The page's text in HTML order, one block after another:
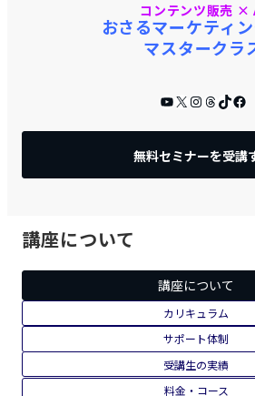
コンテンツ販売 ×
おさるマーケティ
マスタークラ
YouTube
X Instagram
Threads
無料セミナーを受講
講座について
講座について
カリキュラム
サポート体制
受講生の実績
料金・コース